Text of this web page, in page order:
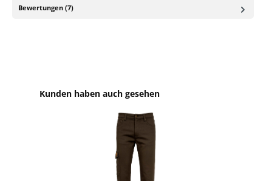
Bewertungen (7)
Produktgalerie überspringen
Kunden haben auch gesehen